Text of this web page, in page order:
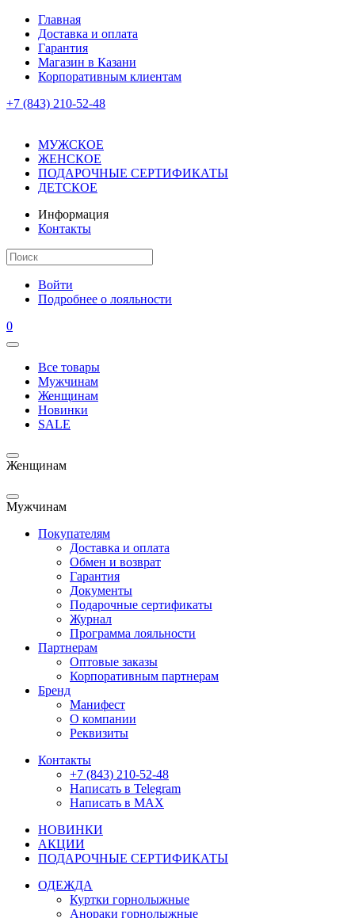
Главная
Доставка и оплата
Гарантия
Магазин в Казани
Корпоративным клиентам
+7 (843) 210-52-48
МУЖСКОЕ
ЖЕНСКОЕ
ПОДАРОЧНЫЕ СЕРТИФИКАТЫ
ДЕТСКОЕ
Информация
Контакты
Войти
Подробнее о лояльности
0
Все товары
Мужчинам
Женщинам
Новинки
SALE
Женщинам
Мужчинам
Покупателям
Доставка и оплата
Обмен и возврат
Гарантия
Документы
Подарочные сертификаты
Журнал
Программа лояльности
Партнерам
Оптовые заказы
Корпоративным партнерам
Бренд
Манифест
О компании
Реквизиты
Контакты
+7 (843) 210-52-48
Написать в Telegram
Написать в MAX
НОВИНКИ
АКЦИИ
ПОДАРОЧНЫЕ СЕРТИФИКАТЫ
ОДЕЖДА
Куртки горнолыжные
Анораки горнолыжные